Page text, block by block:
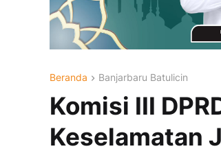
Beranda Banjarbaru Batulicin
Komisi III
Keselamatan